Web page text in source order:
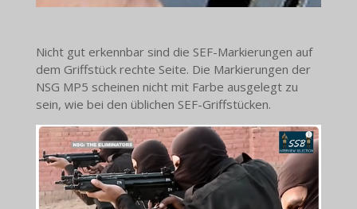
Nicht gut erkennbar sind die SEF-Markierungen auf
dem Griffstück rechte Seite. Die Markierungen der
NSG MP5 scheinen nicht mit Farbe ausgelegt zu
sein, wie bei den üblichen SEF-Griffstücken.